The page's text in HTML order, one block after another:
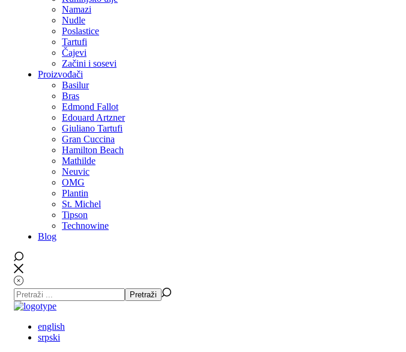
Namazi
Nudle
Poslastice
Tartufi
Čajevi
Začini i sosevi
Proizvođači
Basilur
Bras
Edmond Fallot
Edouard Artzner
Giuliano Tartufi
Gran Cuccina
Hamilton Beach
Mathilde
Neuvic
OMG
Plantin
St. Michel
Tipson
Technowine
Blog
english
srpski